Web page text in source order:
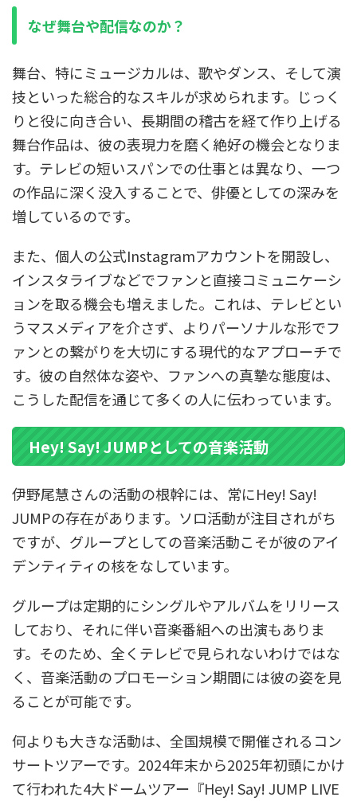
なぜ舞台や配信なのか？
舞台、特にミュージカルは、歌やダンス、そして演
技といった総合的なスキルが求められます。じっく
りと役に向き合い、長期間の稽古を経て作り上げる
舞台作品は、彼の表現力を磨く絶好の機会となりま
す。テレビの短いスパンでの仕事とは異なり、一つ
の作品に深く没入することで、俳優としての深みを
増しているのです。
また、個人の公式Instagramアカウントを開設し、
インスタライブなどでファンと直接コミュニケーシ
ョンを取る機会も増えました。これは、テレビとい
うマスメディアを介さず、よりパーソナルな形でフ
ァンとの繋がりを大切にする現代的なアプローチで
す。彼の自然体な姿や、ファンへの真摯な態度は、
こうした配信を通じて多くの人に伝わっています。
Hey! Say! JUMPとしての音楽活動
伊野尾慧さんの活動の根幹には、常にHey! Say!
JUMPの存在があります。ソロ活動が注目されがち
ですが、グループとしての音楽活動こそが彼のアイ
デンティティの核をなしています。
グループは定期的にシングルやアルバムをリリース
しており、それに伴い音楽番組への出演もありま
す。そのため、全くテレビで見られないわけではな
く、音楽活動のプロモーション期間には彼の姿を見
ることが可能です。
何よりも大きな活動は、全国規模で開催されるコン
サートツアーです。2024年末から2025年初頭にかけ
て行われた4大ドームツアー『Hey! Say! JUMP LIVE